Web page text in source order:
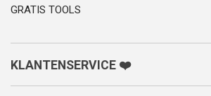
GRATIS TOOLS
KLANTENSERVICE ❤️